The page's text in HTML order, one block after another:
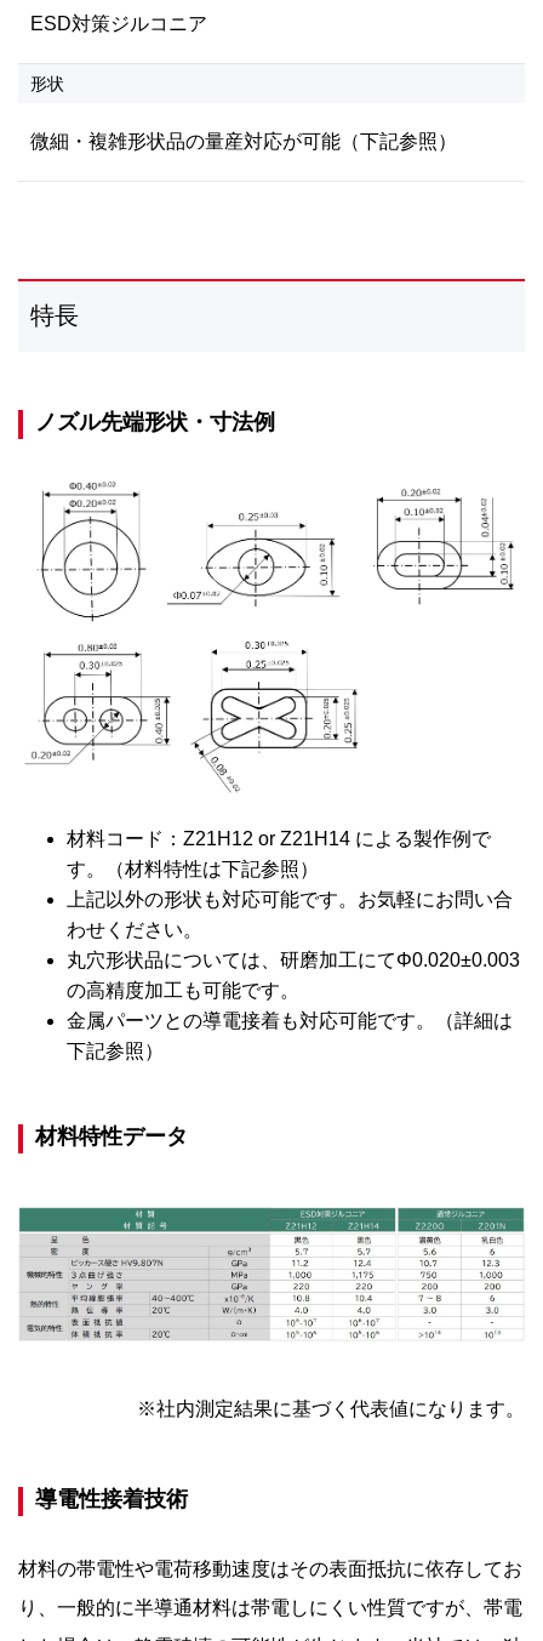
ESD対策ジルコニア
形状
微細・複雑形状品の量産対応が可能（下記参照）
特長
ノズル先端形状・寸法例
材料コード：Z21H12 or Z21H14 による製作例で
す。（材料特性は下記参照）
上記以外の形状も対応可能です。お気軽にお問い合
わせください。
丸穴形状品については、研磨加工にてΦ0.020±0.003
の高精度加工も可能です。
金属パーツとの導電接着も対応可能です。（詳細は
下記参照）
材料特性データ
※社内測定結果に基づく代表値になります。
導電性接着技術
材料の帯電性や電荷移動速度はその表面抵抗に依存してお
り、一般的に半導通材料は帯電しにくい性質ですが、帯電